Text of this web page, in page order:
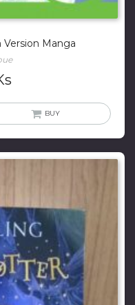
Version Manga
BUY